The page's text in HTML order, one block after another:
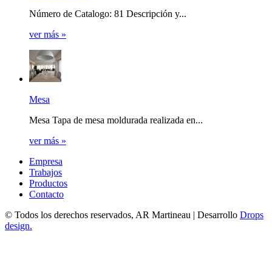
Número de Catalogo: 81 Descripción y...
ver más »
Mesa
Mesa Tapa de mesa moldurada realizada en...
ver más »
Empresa
Trabajos
Productos
Contacto
© Todos los derechos reservados, AR Martineau | Desarrollo Drops
design.